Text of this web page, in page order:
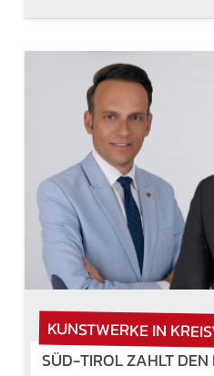
KUNSTWERKE IN
SÜD-TIROL ZAHLT DEN